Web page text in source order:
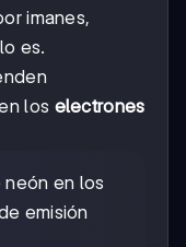
imanes,
es.
los electrones
en los
emisión